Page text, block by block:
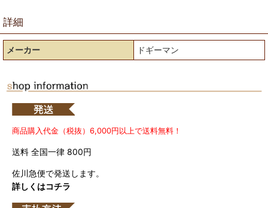
詳細
メーカー ドギーマン
商品購入代金（税抜）6,000円以上で送料無料！
送料 全国一律 800円
佐川急便で発送します。
詳しくはコチラ